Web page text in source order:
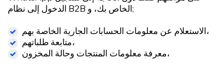
الدخول إلى نظام B2B الخاص بك، و;
الاستعلام عن معلومات الحسابات الجارية الخاصة بهم،
متابعة طلباتهم،
معرفة معلومات المنتجات وحالة المخزون،